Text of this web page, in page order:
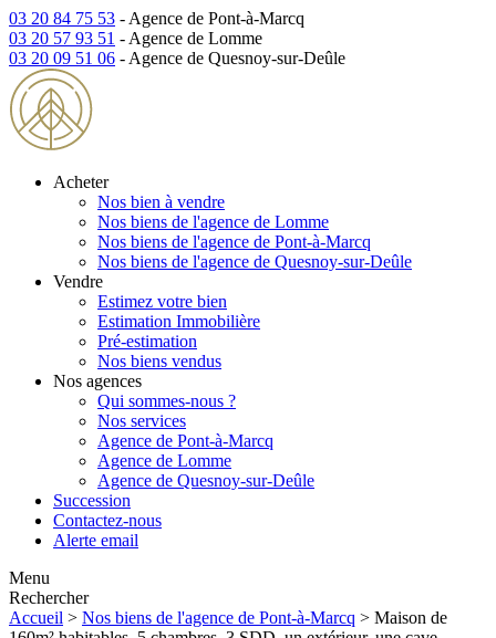
03 20 84 75 53 - Agence de Pont-à-Marcq
03 20 57 93 51 - Agence de Lomme
03 20 09 51 06 - Agence de Quesnoy-sur-Deûle
Acheter
Nos bien à vendre
Nos biens de l'agence de Lomme
Nos biens de l'agence de Pont-à-Marcq
Nos biens de l'agence de Quesnoy-sur-Deûle
Vendre
Estimez votre bien
Estimation Immobilière
Pré-estimation
Nos biens vendus
Nos agences
Qui sommes-nous ?
Nos services
Agence de Pont-à-Marcq
Agence de Lomme
Agence de Quesnoy-sur-Deûle
Succession
Contactez-nous
Alerte email
Menu
Rechercher
Accueil > Nos biens de l'agence de Pont-à-Marcq > Maison de